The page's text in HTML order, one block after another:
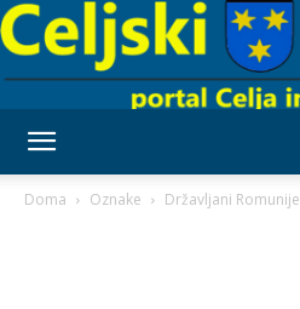
Doma Oznake Državljani Romunije